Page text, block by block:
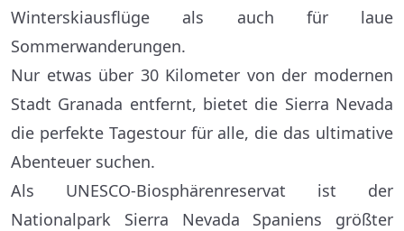
Winterskiausflüge als auch für laue
Sommerwanderungen.
Nur etwas über 30 Kilometer von der modernen
Stadt Granada entfernt, bietet die Sierra Nevada
die perfekte Tagestour für alle, die das ultimative
Abenteuer suchen.
Als UNESCO-Biosphärenreservat ist der
Nationalpark Sierra Nevada Spaniens größter